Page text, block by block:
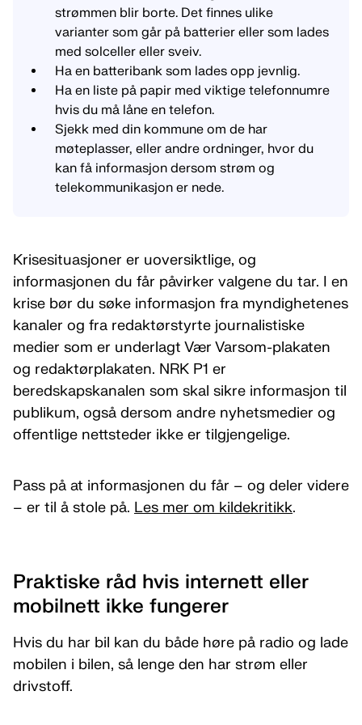
strømmen blir borte. Det finnes ulike
varianter som går på batterier eller som lades
med solceller eller sveiv.
Ha en batteribank som lades opp jevnlig.
Ha en liste på papir med viktige telefonnumre
hvis du må låne en telefon.
Sjekk med din kommune om de har
møteplasser, eller andre ordninger, hvor du
kan få informasjon dersom strøm og
telekommunikasjon er nede.
Krisesituasjoner er uoversiktlige, og
informasjonen du får påvirker valgene du tar. I en
krise bør du søke informasjon fra myndighetenes
kanaler og fra redaktørstyrte journalistiske
medier som er underlagt Vær Varsom-plakaten
og redaktørplakaten. NRK P1 er
beredskapskanalen som skal sikre informasjon til
publikum, også dersom andre nyhetsmedier og
offentlige nettsteder ikke er tilgjengelige.
Pass på at informasjonen du får – og deler videre
– er til å stole på. Les mer om kildekritikk.
Praktiske råd hvis internett eller
mobilnett ikke fungerer
Hvis du har bil kan du både høre på radio og lade
mobilen i bilen, så lenge den har strøm eller
drivstoff.